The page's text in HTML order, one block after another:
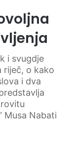
i svugdje
riječ, o kako
i dva
Musa Nabati